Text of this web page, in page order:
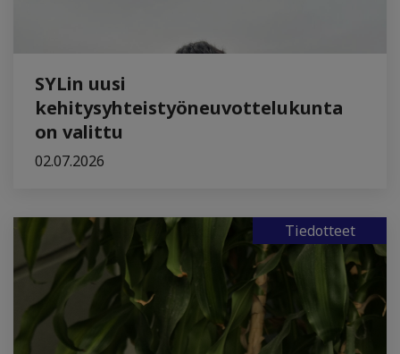
SYLin uusi
kehitysyhteistyöneuvottelukunta
on valittu
02.07.2026
Tiedotteet